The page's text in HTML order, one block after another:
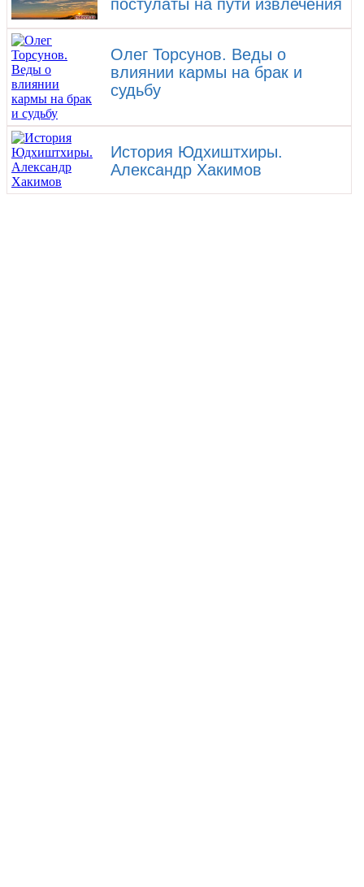
постулаты на пути извлечения
Олег Торсунов. Веды о
влиянии кармы на брак и
судьбу
История Юдхиштхиры.
Александр Хакимов